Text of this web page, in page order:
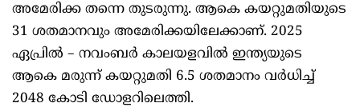
അമേരിക്ക തന്നെ തുടരുന്നു. ആകെ കയറ്റുമതിയുടെ
31 ശതമാനവും അമേരിക്കയിലേക്കാണ്. 2025
ഏപ്രില്‍ – നവംബര്‍ കാലയളവില്‍ ഇന്ത്യയുടെ
ആകെ മരുന്ന് കയറ്റുമതി 6.5 ശതമാനം വര്‍ധിച്ച്
2048 കോടി ഡോളറിലെത്തി.